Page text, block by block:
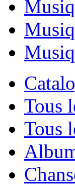
Tous
Tous